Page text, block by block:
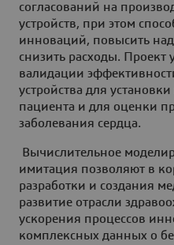
согласований на
устройств, при этом
инноваций, повысить
снизить расходы. Проект
валидации
устройства для
пациента и для оценки
заболевания сердца.
Вычислительное
имитация позволяют в
разработки и создания
развитие отрасли
ускорения процессов
комплексных данных о